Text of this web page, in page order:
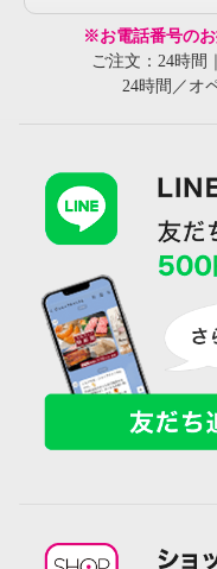
※お電話番号のお
ご注文：24時間
24時間／オ